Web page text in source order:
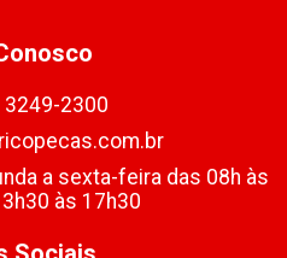
3249-2300
a sexta-feira das 08h às
às 17h30